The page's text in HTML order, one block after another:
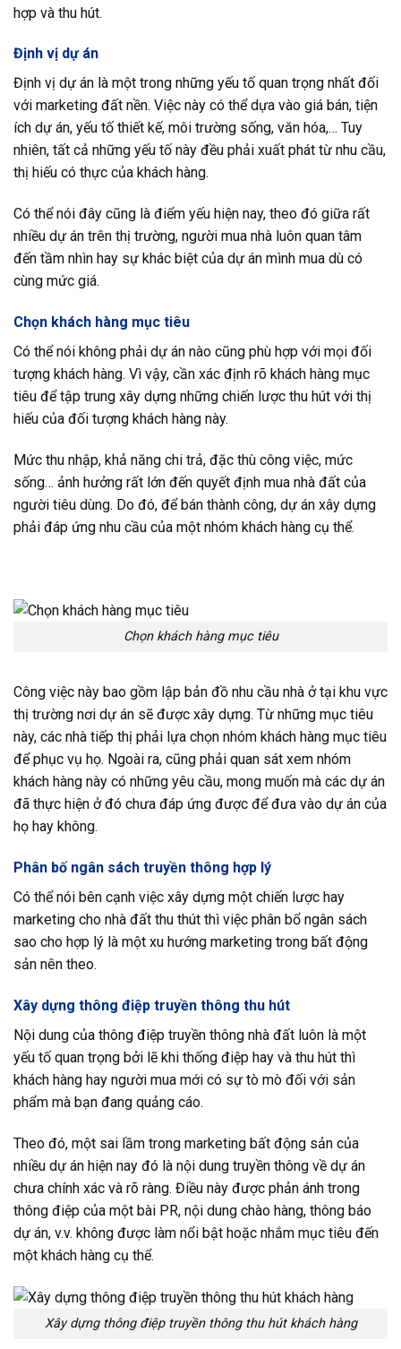
hợp và thu hút.
Định vị dự án
Định vị dự án là một trong những yếu tố quan trọng nhất đối
với marketing đất nền. Việc này có thể dựa vào giá bán, tiện
ích dự án, yếu tố thiết kế, môi trường sống, văn hóa,… Tuy
nhiên, tất cả những yếu tố này đều phải xuất phát từ nhu cầu,
thị hiếu có thực của khách hàng.
Có thể nói đây cũng là điểm yếu hiện nay, theo đó giữa rất
nhiều dự án trên thị trường, người mua nhà luôn quan tâm
đến tầm nhìn hay sự khác biệt của dự án mình mua dù có
cùng mức giá.
Chọn khách hàng mục tiêu
Có thể nói không phải dự án nào cũng phù hợp với mọi đối
tượng khách hàng. Vì vậy, cần xác định rõ khách hàng mục
tiêu để tập trung xây dựng những chiến lược thu hút với thị
hiếu của đối tượng khách hàng này.
Mức thu nhập, khả năng chi trả, đặc thù công việc, mức
sống… ảnh hưởng rất lớn đến quyết định mua nhà đất của
người tiêu dùng. Do đó, để bán thành công, dự án xây dựng
phải đáp ứng nhu cầu của một nhóm khách hàng cụ thể.
Chọn khách hàng mục tiêu
Công việc này bao gồm lập bản đồ nhu cầu nhà ở tại khu vực
thị trường nơi dự án sẽ được xây dựng. Từ những mục tiêu
này, các nhà tiếp thị phải lựa chọn nhóm khách hàng mục tiêu
để phục vụ họ. Ngoài ra, cũng phải quan sát xem nhóm
khách hàng này có những yêu cầu, mong muốn mà các dự án
đã thực hiện ở đó chưa đáp ứng được để đưa vào dự án của
họ hay không.
Phân bố ngân sách truyền thông hợp lý
Có thể nói bên cạnh việc xây dựng một chiến lược hay
marketing cho nhà đất thu thút thì việc phân bổ ngân sách
sao cho hợp lý là một xu hướng marketing trong bất động
sản nên theo.
Xây dựng thông điệp truyền thông thu hút
Nội dung của thông điệp truyền thông nhà đất luôn là một
yếu tố quan trọng bởi lẽ khi thống điệp hay và thu hút thì
khách hàng hay người mua mới có sự tò mò đối với sản
phẩm mà bạn đang quảng cáo.
Theo đó, một sai lầm trong marketing bất động sản của
nhiều dự án hiện nay đó là nội dung truyền thông về dự án
chưa chính xác và rõ ràng. Điều này được phản ánh trong
thông điệp của một bài PR, nội dung chào hàng, thông báo
dự án, v.v. không được làm nổi bật hoặc nhắm mục tiêu đến
một khách hàng cụ thể.
Xây dựng thông điệp truyền thông thu hút khách hàng